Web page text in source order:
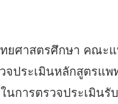
ยศาสตรศึกษา คณะ
ประเมินหลักสูตร
นการตรวจประเมิ